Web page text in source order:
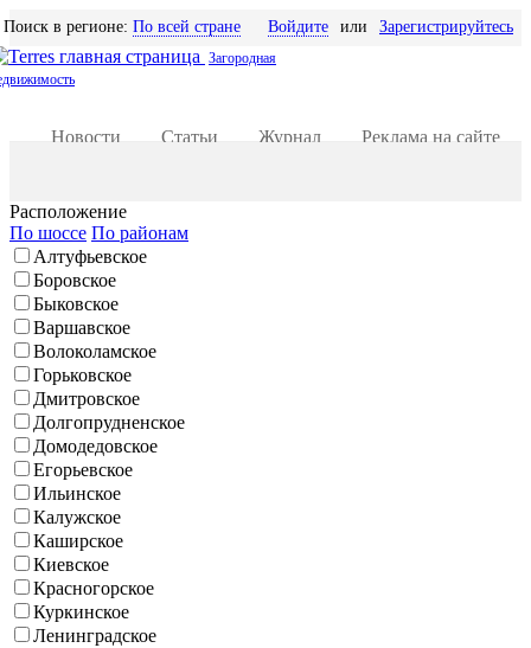
Поиск в регионе: По всей стране Войдите или Зарегистрируйтесь
Загородная
Новости Статьи Журнал Реклама на сайте
Расположение
По шоссе По районам
Алтуфьевское
Боровское
Быковское
Варшавское
Волоколамское
Горьковское
Дмитровское
Долгопрудненское
Домодедовское
Егорьевское
Ильинское
Калужское
Каширское
Киевское
Красногорское
Куркинское
Ленинградское